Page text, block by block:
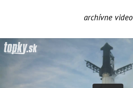
archívne video